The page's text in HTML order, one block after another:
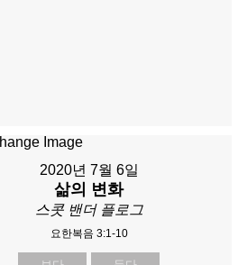
2020년 7월 6일
삶의 변화
스콧 밴더 플로그
요한복음 3:1-10